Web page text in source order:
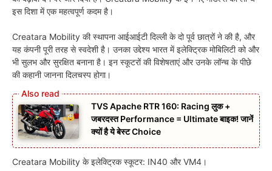
इस दिशा में एक महत्वपूर्ण कदम है।
Creatara Mobility की स्थापना आईआईटी दिल्ली के दो पूर्व छात्रों ने की है, और
यह कंपनी पूरी तरह से स्वदेशी है। उनका उद्देश्य भारत में इलेक्ट्रिक मोबिलिटी को और
भी सुलभ और सुरक्षित बनाना है। इन स्कूटरों की विशेषताएं और उनके लॉन्च के पीछे
की कहानी जानना दिलचस्प होगा।
TVS Apache RTR 160: Racing लुक +
जबरदस्त Performance = Ultimate बाइक! जानें
क्यों है ये बेस्ट Choice
Creatara Mobility के इलेक्ट्रिक स्कूटर: IN40 और VM4।